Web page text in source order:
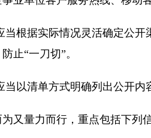
根据实际情况灵活确定公
止“一刀切”。
以清单方式明确列出公开内
又量力而行，重点包括下列